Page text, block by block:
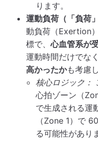
ります。
運動負荷（「負荷
動負荷（Exertion
標で、心血管系が
運動時間だけでな
高かったかも考慮
核心ロジック：
心拍ゾーン（
で生成される運
（Zone 1）で
る可能性があり